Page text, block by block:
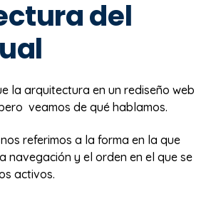
del
la arquitectura en un rediseño web
veamos de qué hablamos.
referimos a la forma en la que
navegación y el orden en el que se
activos.